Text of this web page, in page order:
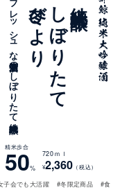
しぼりたて
冬びより
フレッシュな新酒生酒のしぼりたて純米大吟醸
精米歩合
50%
720ｍｌ
¥2,360 （税込）
子会でも大活躍 #冬限定商品
#食